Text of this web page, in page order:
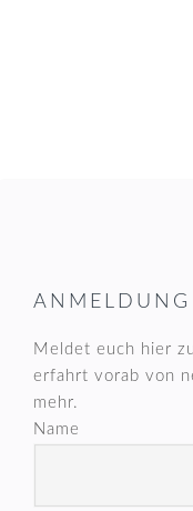
FOOTER
Meldet euch hier
erfahrt vorab von
mehr.
Name